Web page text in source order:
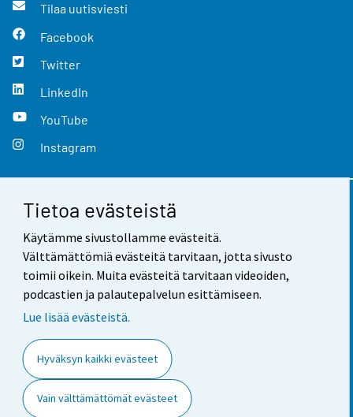
Tietoa evästeistä
Käytämme sivustollamme evästeitä.
Välttämättömiä evästeitä tarvitaan, jotta sivusto
toimii oikein. Muita evästeitä tarvitaan videoiden,
podcastien ja palautepalvelun esittämiseen.
Lue lisää evästeistä.
Hyväksyn kaikki evästeet
Vain välttämättömät evästeet
Tilaa uutisviesti
Facebook
Twitter
LinkedIn
YouTube
Instagram
Yhteystiedot
Palaute
Käyttöehdot
Saavutettavuus
Tietoa sivustosta
Evästeasetukset